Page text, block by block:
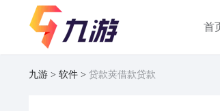
首
九游 软件 贷款荚借款贷款